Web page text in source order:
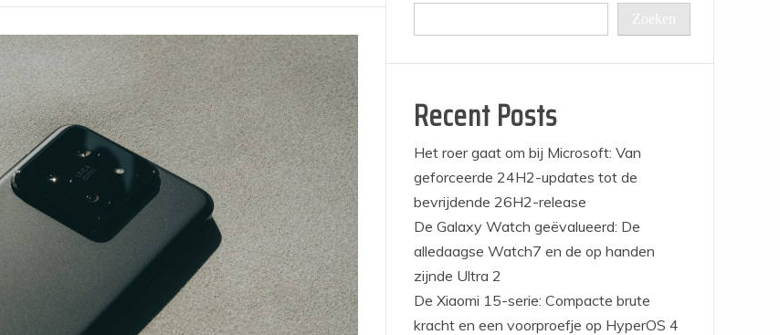
Zoeken
Recent Posts
Het roer gaat om bij Microsoft: Van
geforceerde 24H2-updates tot de
bevrijdende 26H2-release
De Galaxy Watch geëvalueerd: De
alledaagse Watch7 en de op handen
zijnde Ultra 2
De Xiaomi 15-serie: Compacte brute
kracht en een voorproefje op HyperOS 4